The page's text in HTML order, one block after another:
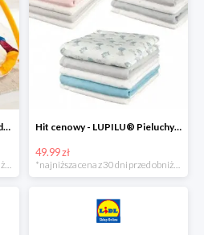
Hit cenowy - LUPILU® Mata edukacyjna dla niemowląt, 1 sztuka
*najniższa cena z 30 dni przed obniżką
Hit cenowy - LUPILU® Pieluchy tetrowe 80x80 cm, z biobawełny, 5 sztuk
49.99 zł
*najniższa cena z 30 dni przed obniżką